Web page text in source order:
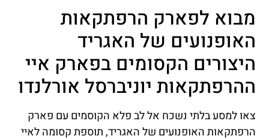
מבוא לפארק הרפתקאות
האופנועים של האגריד
היצורים הקסומים בפארק איי
ההרפתקאות יוניברסל אורלנדו
צאו למסע בלתי נשכח אל לב פלא הקוסמים עם פארק
הרפתקאות האופנועים של האגריד, תוספת קסומה לאיי